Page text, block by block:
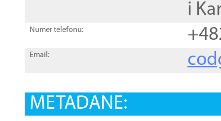
i
Numer telefonu:
Email:
METADANE: